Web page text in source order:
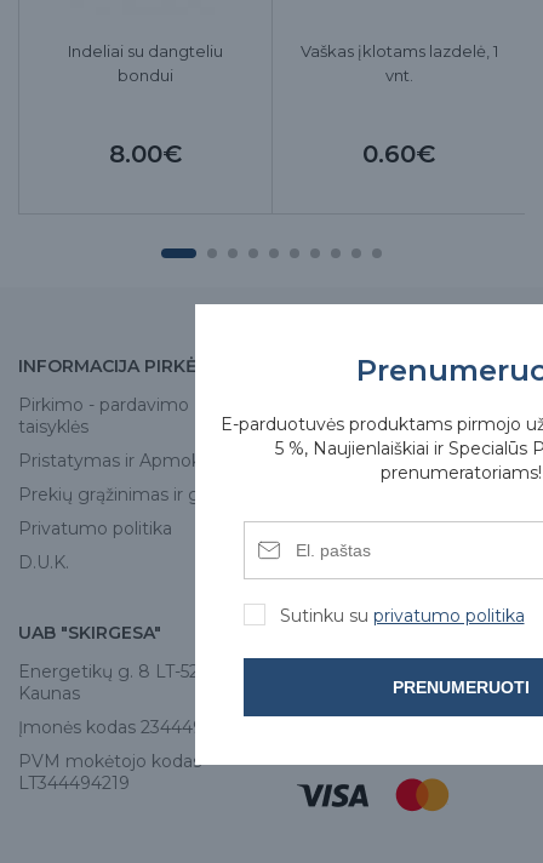
Indeliai su dangteliu
bondui
8.00€
Vaškas įklotams lazdelė, 1
vnt.
0.60€
INFORMACIJA PIRKĖJUI
Pirkimo - pardavimo
taisyklės
Pristatymas ir Apmokėjimas
Prekių grąžinimas ir garantija
Privatumo politika
D.U.K.
APIE MUS
Skirgesa parduotuvės
UAB "SKIRGESA"
Energetikų g. 8 LT-52461,
Kaunas
Įmonės kodas 234449420
PVM mokėtojo kodas
LT344494219
KONTAKTAI
E-parduotuvės produktams pirmojo
5 %, Naujienlaiškiai ir Specialūs
prenumeratoriams!
Sutinku su privatumo politika
PRENUMERUOTI